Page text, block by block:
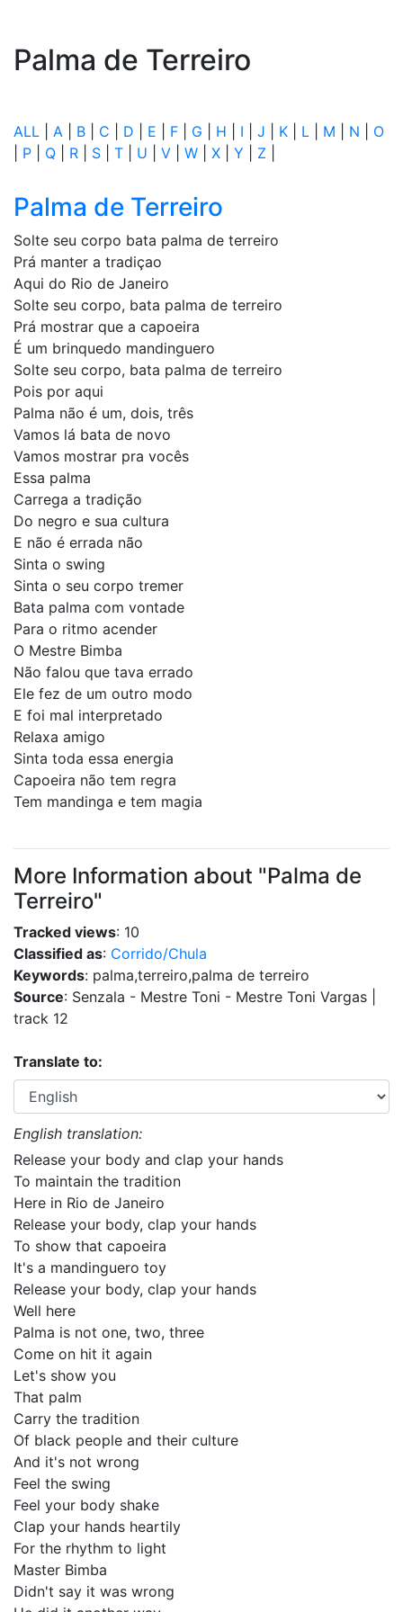
Palma de Terreiro
ALL A B C D E F G H I J K L M N
O
P Q R S T U V W X Y Z
Palma de Terreiro
Solte seu corpo bata palma de terreiro
Prá manter a tradiçao
Aqui do Rio de Janeiro
Solte seu corpo, bata palma de terreiro
Prá mostrar que a capoeira
É um brinquedo mandinguero
Solte seu corpo, bata palma de terreiro
Pois por aqui
Palma não é um, dois, três
Vamos lá bata de novo
Vamos mostrar pra vocês
Essa palma
Carrega a tradição
Do negro e sua cultura
E não é errada não
Sinta o swing
Sinta o seu corpo tremer
Bata palma com vontade
Para o ritmo acender
O Mestre Bimba
Não falou que tava errado
Ele fez de um outro modo
E foi mal interpretado
Relaxa amigo
Sinta toda essa energia
Capoeira não tem regra
Tem mandinga e tem magia
More Information about "Palma de
Terreiro"
Tracked views: 10
Classified as: Corrido/Chula
Keywords: palma,terreiro,palma de terreiro
Source: Senzala - Mestre Toni - Mestre Toni Vargas |
track 12
Translate to:
English translation:
Release your body and clap your hands
To maintain the tradition
Here in Rio de Janeiro
Release your body, clap your hands
To show that capoeira
It's a mandinguero toy
Release your body, clap your hands
Well here
Palma is not one, two, three
Come on hit it again
Let's show you
That palm
Carry the tradition
Of black people and their culture
And it's not wrong
Feel the swing
Feel your body shake
Clap your hands heartily
For the rhythm to light
Master Bimba
Didn't say it was wrong